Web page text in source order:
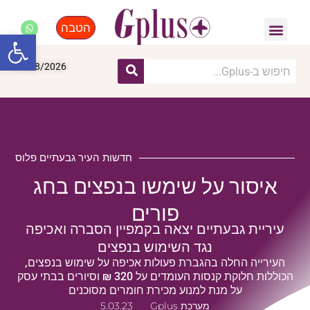
הטבה
07/08/2026
חדשות העיר גבעתיים פלוס
איסור על שימשו בנפצים בחג
פורים
עיריית גבעתיים יצאה בקמפיין הסברה ואכיפה
נגד השימוש בנפצים
העירייה החלה בהגברת פעולות אכיפה על שימוש בנפצים,
הכוללות חלוקת קנסות העומדים על 320 ₪ וסיורים בבתי עסק
על מנת למנוע מכירת חומרים מסוכנים
מערכת Gplus 5.03.23
פתח